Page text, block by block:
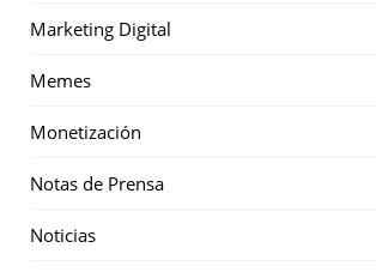
Marketing Digital
Memes
Monetización
Notas de Prensa
Noticias